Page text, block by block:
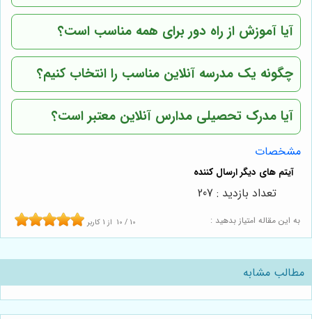
آیا آموزش از راه دور برای همه مناسب است؟
چگونه یک مدرسه آنلاین مناسب را انتخاب کنیم؟
آیا مدرک تحصیلی مدارس آنلاین معتبر است؟
مشخصات
به این مقاله امتیاز بدهید : 10 / 10 از 1 کاربر
تعداد بازدید : 207
مطالب مشابه